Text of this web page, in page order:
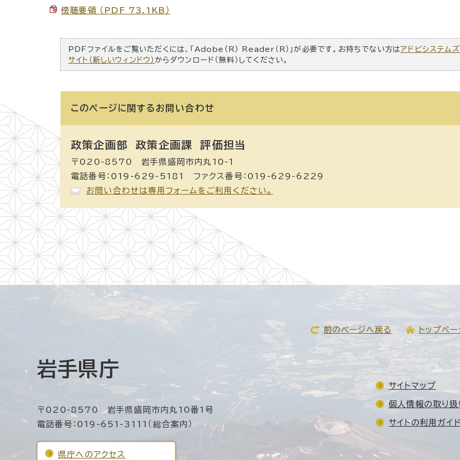
傍聴要領 （PDF 73.1KB）
PDFファイルをご覧いただくには、「Adobe（R） Reader（R）」が必要です。お持ちでない方はアドビシステム
サイト（新しいウィンドウ） からダウンロード（無料）してください。
このページに関する お問い合わせ
政策企画部 政策企画課評価担当
〒020-8570 岩手県盛岡市内丸10-1
電話番号：019-629-5181 ファクス番号：019-629-6229
お問い合わせは専用フォームをご利用ください。
前のページへ戻る トップペ
岩手県庁
〒020-8570 岩手県盛岡市内丸10番1号
電話番号：019-651-3111（総合案内）
県庁へのアクセス
サイトマップ
個人情報の取り扱
サイトの利用ガイ